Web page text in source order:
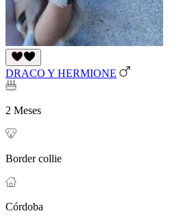
DRACO Y HERMIONE
2 Meses
Border collie
Córdoba